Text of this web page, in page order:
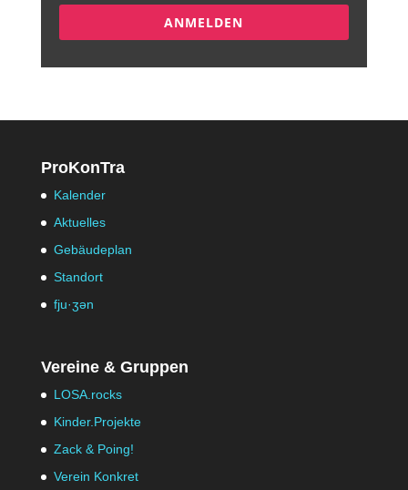
ANMELDEN
ProKonTra
Kalender
Aktuelles
Gebäudeplan
Standort
fju·ʒən
Vereine & Gruppen
LOSA.rocks
Kinder.Projekte
Zack & Poing!
Verein Konkret